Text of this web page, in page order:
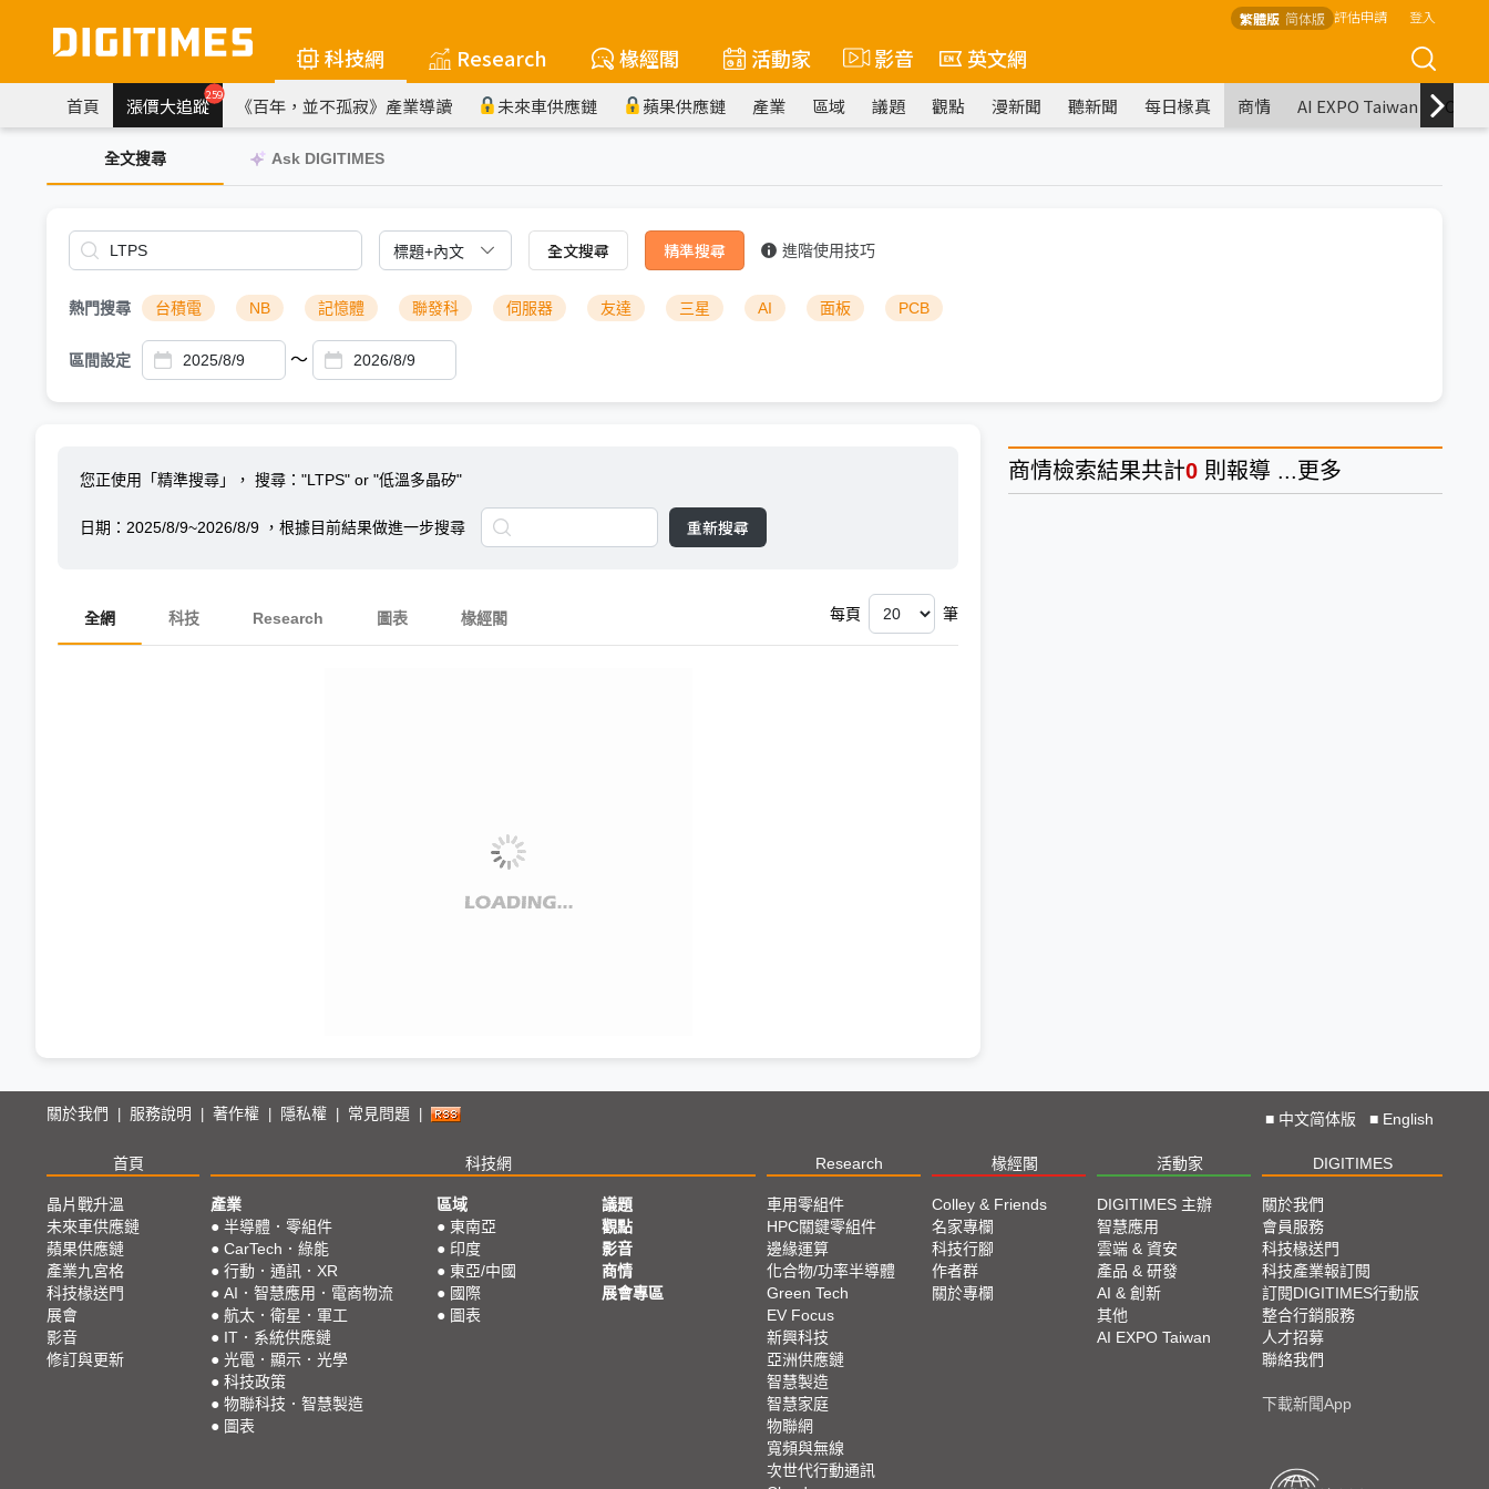
繁體版 简体版 評估申請 登入
科技網 Research 椽經閣 活動家 影音 英文網
首頁 漲價大追蹤259 《百年，並不孤寂》產業導讀 未來車供應鏈 蘋果供應鏈 產業 區域 議題 觀點 漫新聞 聽新聞 每日椽真 商情 AI EXPO Taiwan
全文搜尋 Ask DIGITIMES
全文搜尋 精準搜尋 進階使用技巧
熱門搜尋 台積電 NB 記憶體 聯發科 伺服器 友達 三星 AI 面板 PCB
區間設定 ～
您正使用「精準搜尋」， 搜尋："LTPS" or "低溫多晶矽"
日期： 2025/8/9~2026/8/9 ，根據目前結果做進一步搜尋 重新搜尋
全網 科技 Research 圖表 椽經閣 每頁 筆
商情檢索結果共計0 則報導 ... 更多
關於我們 服務說明 著作權 隱私權 常見問題 ■ 中文简体版 ■ English
首頁 科技網 Research 椽經閣 活動家 DIGITIMES
晶片戰升溫
未來車供應鏈
蘋果供應鏈
產業九宮格
科技椽送門
展會
影音
修訂與更新
產業
● 半導體．零組件
● CarTech．綠能
● 行動．通訊．XR
● AI．智慧應用．電商物流
● 航太．衛星．軍工
● IT．系統供應鏈
● 光電．顯示．光學
● 科技政策
● 物聯科技．智慧製造
● 圖表
區域
● 東南亞
● 印度
● 東亞/中國
● 國際
● 圖表
議題
觀點
影音
商情
展會專區
車用零組件
HPC關鍵零組件
邊緣運算
化合物/功率半導體
Green Tech
EV Focus
新興科技
亞洲供應鏈
智慧製造
智慧家庭
物聯網
寬頻與無線
次世代行動通訊
Colley & Friends
名家專欄
科技行腳
作者群
關於專欄
DIGITIMES 主辦
智慧應用
雲端 & 資安
產品 & 研發
AI & 創新
其他
AI EXPO Taiwan
關於我們
會員服務
科技椽送門
科技產業報訂閱
訂閱DIGITIMES行動版
整合行銷服務
人才招募
聯絡我們
下載新聞App